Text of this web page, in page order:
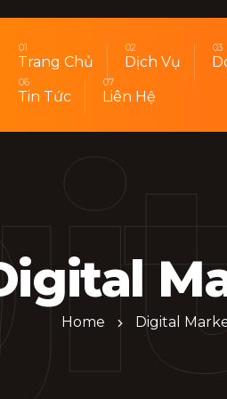
Trang Chủ Dịch Vụ
Tin Tức Liên Hệ
Home Digital